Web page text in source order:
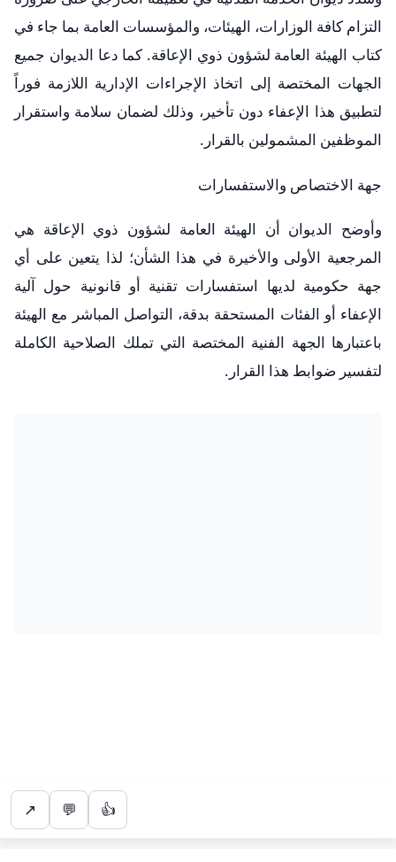
التزام كافة الوزارات، الهيئات، والمؤسسات العامة بما جاء في
كتاب الهيئة العامة لشؤون ذوي الإعاقة. كما دعا الديوان جميع
الجهات المختصة إلى اتخاذ الإجراءات الإدارية اللازمة فوراً
لتطبيق هذا الإعفاء دون تأخير، وذلك لضمان سلامة واستقرار
الموظفين المشمولين بالقرار.
​جهة الاختصاص والاستفسارات
وأوضح الديوان أن الهيئة العامة لشؤون ذوي الإعاقة هي
المرجعية الأولى والأخيرة في هذا الشأن؛ لذا يتعين على أي
جهة حكومية لديها استفسارات تقنية أو قانونية حول آلية
الإعفاء أو الفئات المستحقة بدقة، التواصل المباشر مع الهيئة
باعتبارها الجهة الفنية المختصة التي تملك الصلاحية الكاملة
لتفسير ضوابط هذا القرار.
👍
💬
↗